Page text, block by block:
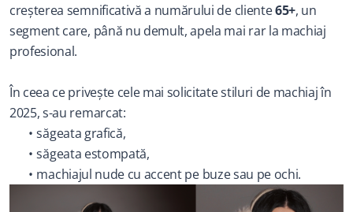
creșterea semnificativă a numărului de cliente 65+, un
segment care, până nu demult, apela mai rar la machiaj
profesional.
În ceea ce privește cele mai solicitate stiluri de machiaj în
2025, s-au remarcat:
săgeata grafică,
săgeata estompată,
machiajul nude cu accent pe buze sau pe ochi.